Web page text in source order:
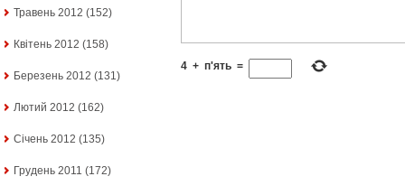
Травень 2012 (152)
Квітень 2012 (158)
Березень 2012 (131)
Лютий 2012 (162)
Січень 2012 (135)
Грудень 2011 (172)
4 + п'ять =